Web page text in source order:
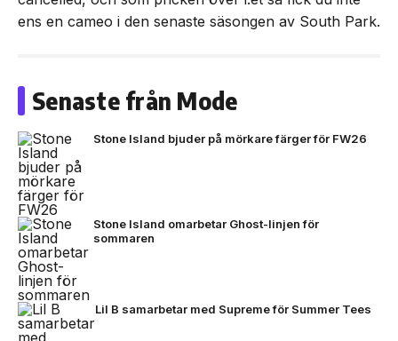
ens en cameo i den senaste säsongen av South Park.
Senaste från Mode
Stone Island bjuder på mörkare färger för FW26
Stone Island omarbetar Ghost-linjen för
sommaren
Lil B samarbetar med Supreme för Summer Tees